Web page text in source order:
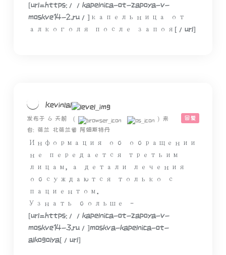
[url=https://kapelnica-ot-zapoya-v-
moskve14-2.ru/]капельница от
алкоголя после запоя[/url]
Kevinlal
回复
发布于 6 天前 ( ) 来
自: 荷兰 北荷兰省 阿姆斯特丹
Информация об обращении
не передается третьим
лицам, а детали лечения
обсуждаются только с
пациентом.
Узнать больше –
[url=https://kapelnica-ot-zapoya-v-
moskve14-3.ru/]moskva-kapelnica-ot-
alkogolya[/url]